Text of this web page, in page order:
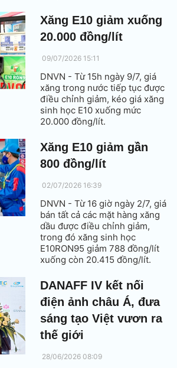
Xăng E10 giảm xuống
20.000 đồng/lít
09/07/2026 15:11
DNVN - Từ 15h ngày 9/7, giá
xăng trong nước tiếp tục được
điều chỉnh giảm, kéo giá xăng
sinh học E10 xuống mức
20.000 đồng/lít.
Xăng E10 giảm gần
800 đồng/lít
02/07/2026 16:39
DNVN - Từ 16 giờ ngày 2/7, giá
bán tất cả các mặt hàng xăng
dầu được điều chỉnh giảm,
trong đó xăng sinh học
E10RON95 giảm 788 đồng/lít
xuống còn 20.415 đồng/lít.
DANAFF IV kết nối
điện ảnh châu Á, đưa
sáng tạo Việt vươn ra
thế giới
28/06/2026 08:09